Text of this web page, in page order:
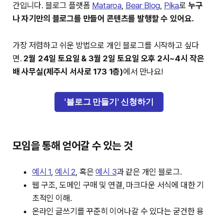
간입니다. 블로그 플랫폼 Mataroa, Bear Blog, Pika로 누구
나 자기만의 블로그를 만들어 콘텐츠를 발행할 수 있어요.
가장 저렴하고 쉬운 방법으로 개인 블로그를 시작하고 싶다
면. 2월 24일 토요일 & 3월 2일 토요일 오후 2시~4시 작은
배 사무실(제주시 서사로 173 1층)에서 만나요!
'블로그 만들기' 신청하기
모임을 통해 얻어갈 수 있는 것
예시 1, 예시 2, 혹은예시 3과 같은 개인 블로그.
웹 구조, 도메인 구매 및 연결, 마크다운 서식에 대한 기
초적인 이해.
온라인 글쓰기를 꾸준히 이어나갈 수 있다는 굳건한 용